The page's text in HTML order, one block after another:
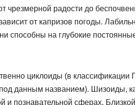
радости до
от капризов погоды.
способны на глубокие
циклоиды (в классификации
данным названием). Шизоиды,
и познавательной сферах.